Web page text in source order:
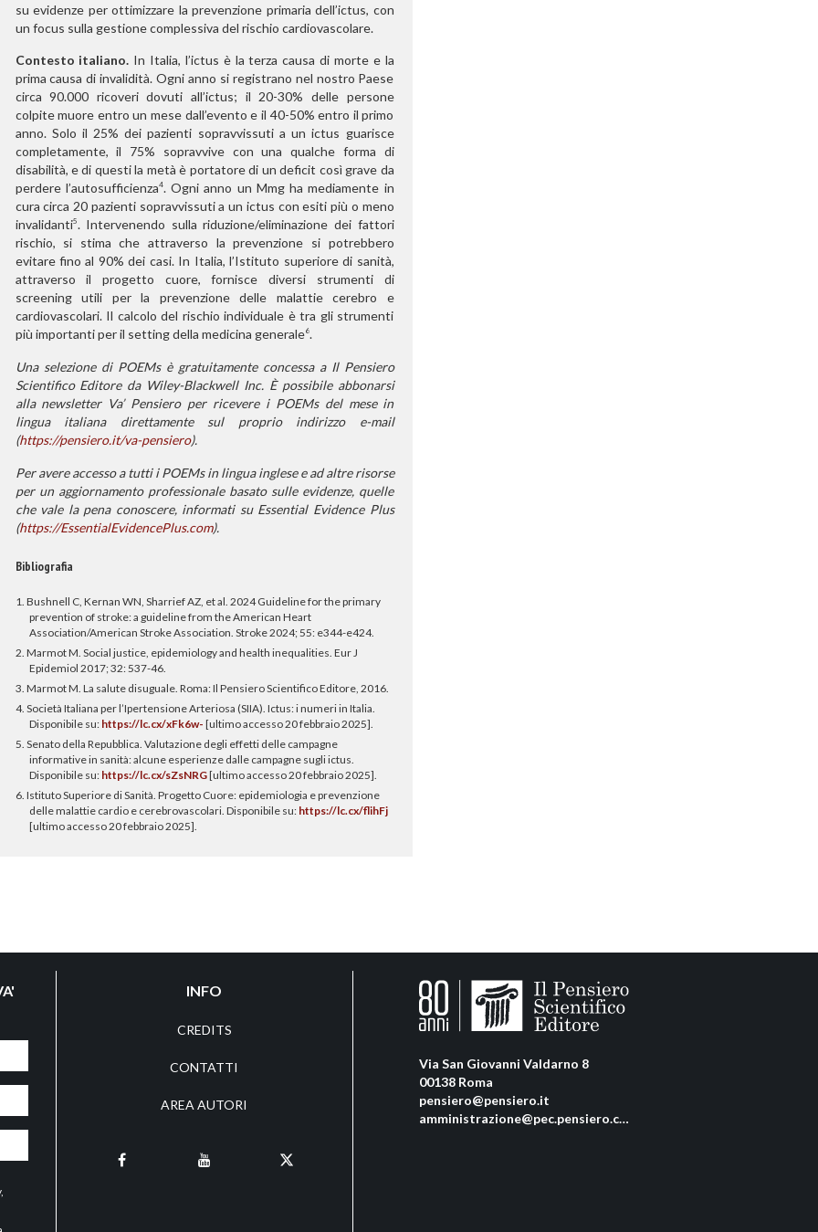
su evidenze per ottimizzare la prevenzione primaria dell’ictus, con
un focus sulla gestione complessiva del rischio cardiovascolare.
Contesto italiano. In Italia, l’ictus è la terza causa di morte e la
prima causa di invalidità. Ogni anno si registrano nel nostro Paese
circa 90.000 ricoveri dovuti all’ictus; il 20-30% delle persone
colpite muore entro un mese dall’evento e il 40-50% entro il primo
anno. Solo il 25% dei pazienti sopravvissuti a un ictus guarisce
completamente, il 75% sopravvive con una qualche forma di
disabilità, e di questi la metà è portatore di un deficit così grave da
perdere l’autosufficienza4. Ogni anno un Mmg ha mediamente in
cura circa 20 pazienti sopravvissuti a un ictus con esiti più o meno
invalidanti5. Intervenendo sulla riduzione/eliminazione dei fattori
rischio, si stima che attraverso la prevenzione si potrebbero
evitare fino al 90% dei casi. In Italia, l’Istituto superiore di sanità,
attraverso il progetto cuore, fornisce diversi strumenti di
screening utili per la prevenzione delle malattie cerebro e
cardiovascolari. Il calcolo del rischio individuale è tra gli strumenti
più importanti per il setting della medicina generale6.
Una selezione di POEMs è gratuitamente concessa a Il Pensiero
Scientifico Editore da Wiley-Blackwell Inc. È possibile abbonarsi
alla newsletter Va’ Pensiero per ricevere i POEMs del mese in
lingua italiana direttamente sul proprio indirizzo e-mail
(https://pensiero.it/va-pensiero).
Per avere accesso a tutti i POEMs in lingua inglese e ad altre risorse
per un aggiornamento professionale basato sulle evidenze, quelle
che vale la pena conoscere, informati su Essential Evidence Plus
(https://EssentialEvidencePlus.com).
Bibliografia
1. Bushnell C, Kernan WN, Sharrief AZ, et al. 2024 Guideline for the primary
prevention of stroke: a guideline from the American Heart
Association/American Stroke Association. Stroke 2024; 55: e344-e424.
2. Marmot M. Social justice, epidemiology and health inequalities. Eur J
Epidemiol 2017; 32: 537-46.
3. Marmot M. La salute disuguale. Roma: Il Pensiero Scientifico Editore, 2016.
4. Società Italiana per l’Ipertensione Arteriosa (SIIA). Ictus: i numeri in Italia.
Disponibile su: https://lc.cx/xFk6w- [ultimo accesso 20 febbraio 2025].
5. Senato della Repubblica. Valutazione degli effetti delle campagne
informative in sanità: alcune esperienze dalle campagne sugli ictus.
Disponibile su: https://lc.cx/sZsNRG[ultimo accesso 20 febbraio 2025].
6. Istituto Superiore di Sanità. Progetto Cuore: epidemiologia e prevenzione
delle malattie cardio e cerebrovascolari. Disponibile su: https://lc.cx/flihFj
[ultimo accesso 20 febbraio 2025].
,
INFO
CREDITS
CONTATTI
AREA AUTORI
Via San Giovanni Valdarno 8
00138 Roma
pensiero@pensiero.it
amministrazione@pec.pensiero.com